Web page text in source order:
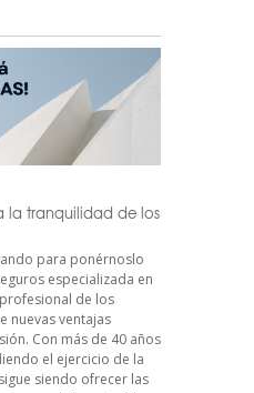
la tranquilidad de los
para ponérnoslo
especializada en
de los
nuevas ventajas
Con más de 40 años
el ejercicio de la
siendo ofrecer las